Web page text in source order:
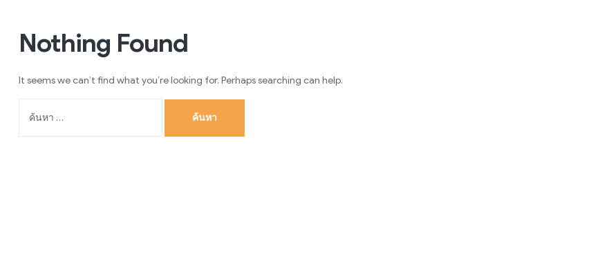
Nothing Found
It seems we can’t find what you’re looking for. Perhaps searching can help.